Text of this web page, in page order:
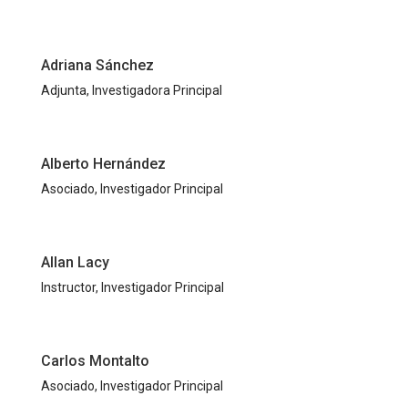
Adriana Sánchez
Adjunta, Investigadora Principal
Alberto Hernández
Asociado, Investigador Principal
Allan Lacy
Instructor, Investigador Principal
Carlos Montalto
Asociado, Investigador Principal